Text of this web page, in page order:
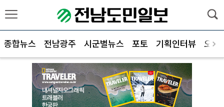
종합뉴스 전남광주 시군별뉴스 포토 기획인터뷰 오피